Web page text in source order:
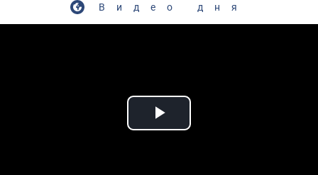
Видео дня
Play Video